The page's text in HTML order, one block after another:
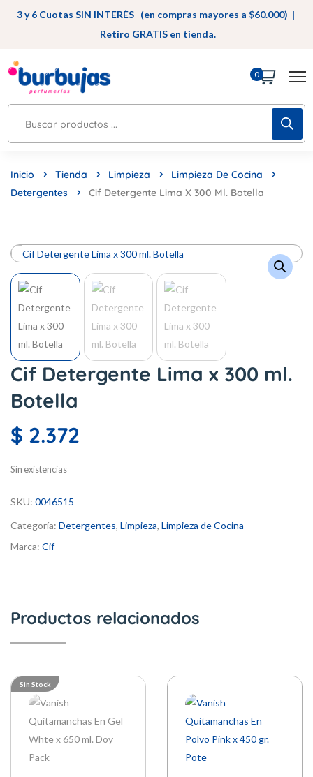
3 y 6 Cuotas SIN INTERÉS (en compras mayores a $60.000) |
Retiro GRATIS en tienda.
0
Inicio Tienda Limpieza
Limpieza De Cocina
Detergentes
Cif Detergente Lima X 300 Ml. Botella
Cif Detergente Lima x 300 ml.
Botella
$ 2.372
Sin existencias
SKU: 0046515
Categoría: Detergentes, Limpieza, Limpieza de Cocina
Marca: Cif
Productos relacionados
Sin Stock